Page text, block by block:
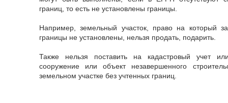
границ, то есть не установлены границы.
Например, земельный участок, право на который
границы не установлены, нельзя продать, подарить.
Также нельзя поставить на кадастровый учет
сооружение или объект незавершенного
земельном участке без учтенных границ.